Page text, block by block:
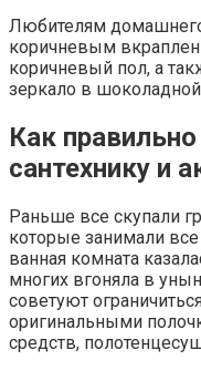
Любителям домашнего
коричневым
коричневый пол, а
зеркало в
Как
сантехнику и
Раньше все скупали
которые занимали все
ванная комната
многих вгоняла в
советуют
оригинальными
средств,